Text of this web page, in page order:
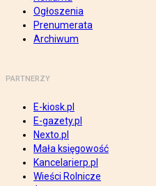
Ogłoszenia
Prenumerata
Archiwum
PARTNERZY
E-kiosk.pl
E-gazety.pl
Nexto.pl
Mała księgowość
Kancelarierp.pl
Wieści Rolnicze